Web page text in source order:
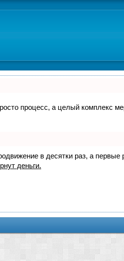
процесс, а целый комплекс
в десятки раз, а
деньги.